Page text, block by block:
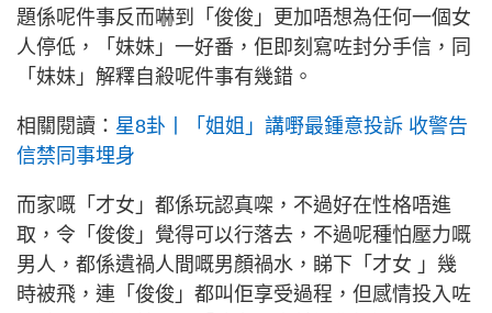
題係呢件事反而嚇到「俊俊」更加唔想為任何一個女
人停低，「妹妹」一好番，佢即刻寫咗封分手信，同
「妹妹」解釋自殺呢件事有幾錯。
相關閱讀： 星8卦丨「姐姐」講嘢最鍾意投訴 收警告
信禁同事埋身
而家嘅「才女」都係玩認真㗎，不過好在性格唔進
取，令「俊俊」覺得可以行落去，不過呢種怕壓力嘅
男人，都係遺禍人間嘅男顏禍水，睇下「才女 」幾
時被飛，連「俊俊」都叫佢享受過程，但感情投入咗